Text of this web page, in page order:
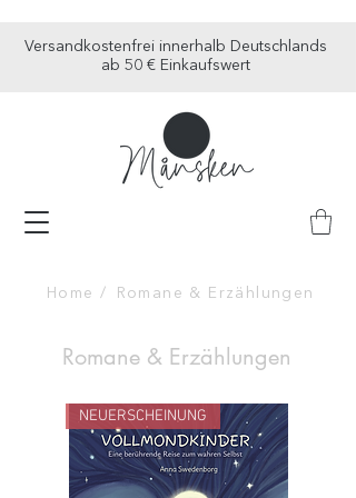
Versandkostenfrei innerhalb Deutschlands
ab 50 € Einkaufswert
Home / Romane & Erzählungen
Romane & Erzählungen
NEUERSCHEINUNG